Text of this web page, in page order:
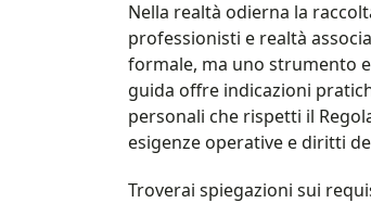
Nella realtà odierna la
professionisti e realtà
formale, ma uno strumento
guida offre indicazioni
personali che rispetti il
esigenze operative e diritti
Troverai spiegazioni sui